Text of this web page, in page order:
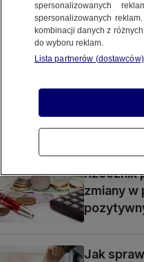
"Szok
dane o
Z KRAJU
Składki
bierze
Rzecznik
zmiany w
Jak
spersonalizowanych
spersonalizowanych
kombinacji danych z
do wyboru reklam.
Lista partnerów (dostawców)